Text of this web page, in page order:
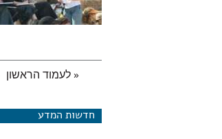
עמודים« לעמוד הראשון
חדשות המדע